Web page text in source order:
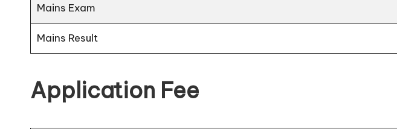
Mains Exam
Mains Result
Application Fee